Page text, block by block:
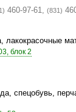
460-97-61, (831)
лакокрасочные
блок 2
спецобувь,